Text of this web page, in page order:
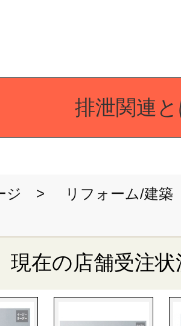
排泄関連
ジ >
リフォーム/建築
現在の店舗受注状